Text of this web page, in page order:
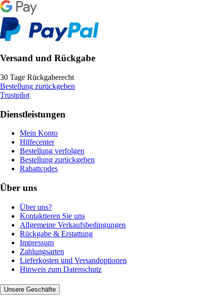
Versand und Rückgabe
30 Tage Rückgaberecht
Bestellung zurückgeben
Trustpilot
Dienstleistungen
Mein Konto
Hilfecenter
Bestellung verfolgen
Bestellung zurückgeben
Rabattcodes
Über uns
Über uns?
Kontaktieren Sie uns
Allgemeine Verkaufsbedingungen
Rückgabe & Erstattung
Impressum
Zahlungsarten
Lieferkosten und Versandoptionen
Hinweis zum Datenschutz
Unsere Geschäfte